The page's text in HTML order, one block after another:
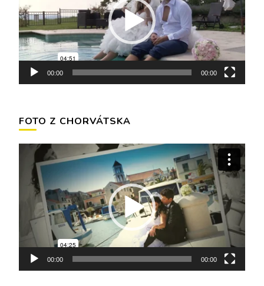
00:00 00:00
FOTO Z CHORVÁTSKA
Video
prehrávač
00:00 00:00